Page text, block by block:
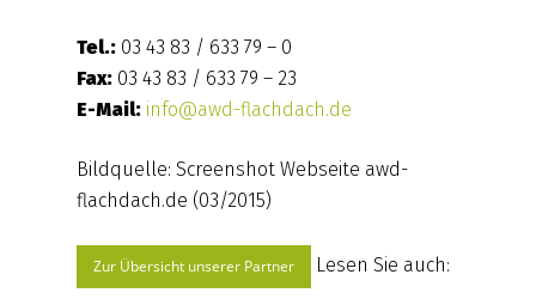
Tel.: 03 43 83 / 633 79 – 0
Fax: 03 43 83 / 633 79 – 23
E-Mail: info@awd-flachdach.de
Bildquelle: Screenshot Webseite awd-
flachdach.de (03/2015)
Zur Übersicht unserer Partner Lesen Sie auch: